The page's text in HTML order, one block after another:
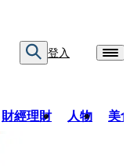
登入
財經理財 人物 美